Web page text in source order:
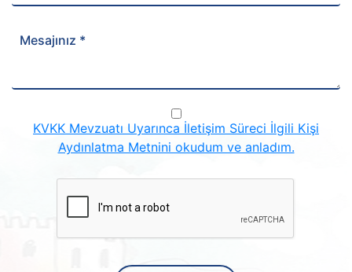
Mesajınız *
KVKK Mevzuatı Uyarınca İletişim Süreci İlgili Kişi
Aydınlatma Metnini okudum ve anladım.